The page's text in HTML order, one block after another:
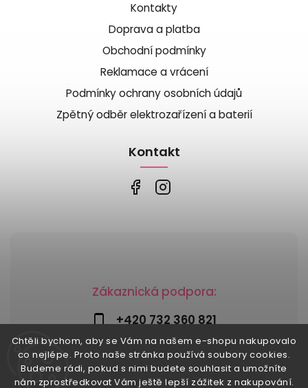
Chtěli bychom, aby se Vám na našem e-shopu nakupovalo
co nejlépe. Proto naše stránka používá soubory cookies.
Budeme rádi, pokud s nimi budete souhlasit a umožníte
nám zprostředkovat Vám ještě lepší zážitek z nakupování.
Zákaznická podpora:
+420 732 360 821
info@risesnu.cz
Kontakty
Doprava a platba
Obchodní podmínky
Reklamace a vrácení
Podmínky ochrany osobních údajů
Zpětný odběr elektrozařízení a baterií
Kontakt